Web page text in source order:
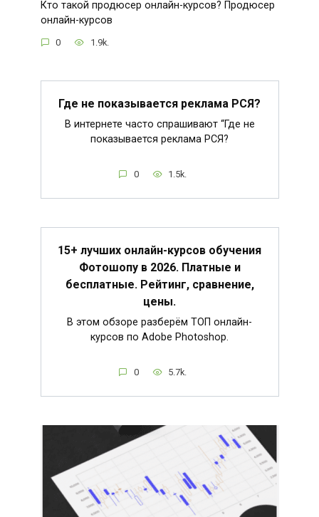
Кто такой продюсер онлайн-курсов? Продюсер
онлайн-курсов
0 1.9k.
Где не показывается реклама РСЯ?
В интернете часто спрашивают “Где не
показывается реклама РСЯ?
0 1.5k.
15+ лучших онлайн-курсов обучения
Фотошопу в 2026. Платные и
бесплатные. Рейтинг, сравнение,
цены.
В этом обзоре разберём ТОП онлайн-
курсов по Adobe Photoshop.
0 5.7k.